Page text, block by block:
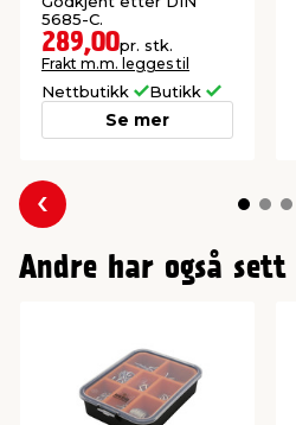
5685-C.
289,00pr. stk.
Frakt m.m. legges til
Nettbutikk Butikk
Se mer
Forrige
Andre har også sett